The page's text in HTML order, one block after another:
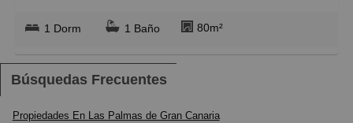
1 Dorm 1 Baño 80m²
Búsquedas Frecuentes
Propiedades En Las Palmas de Gran Canaria